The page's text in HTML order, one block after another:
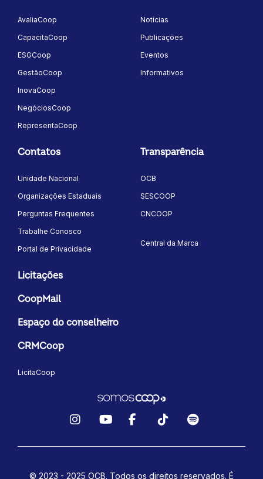
AvaliaCoop
CapacitaCoop
ESGCoop
GestãoCoop
InovaCoop
NegóciosCoop
RepresentaCoop
Notícias
Publicações
Eventos
Informativos
Contatos
Unidade Nacional
Organizações Estaduais
Perguntas Frequentes
Trabalhe Conosco
Portal de Privacidade
Transparência
OCB
SESCOOP
CNCOOP
Central da Marca
Licitações
CoopMail
Espaço do conselheiro
CRMCoop
LicitaCoop
© 2023 - 2025 OCB. Todos os direitos reservados. É